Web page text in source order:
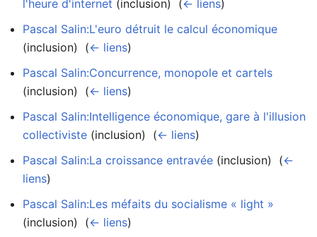
l'heure d'internet (inclusion) ‎ (← liens)
Pascal Salin:L'euro détruit le calcul économique
(inclusion) ‎ (← liens)
Pascal Salin:Concurrence, monopole et cartels
(inclusion) ‎ (← liens)
Pascal Salin:Intelligence économique, gare à l'illusion
collectiviste (inclusion) ‎ (← liens)
Pascal Salin:La croissance entravée (inclusion) ‎ (←
liens)
Pascal Salin:Les méfaits du socialisme « light »
(inclusion) ‎ (← liens)